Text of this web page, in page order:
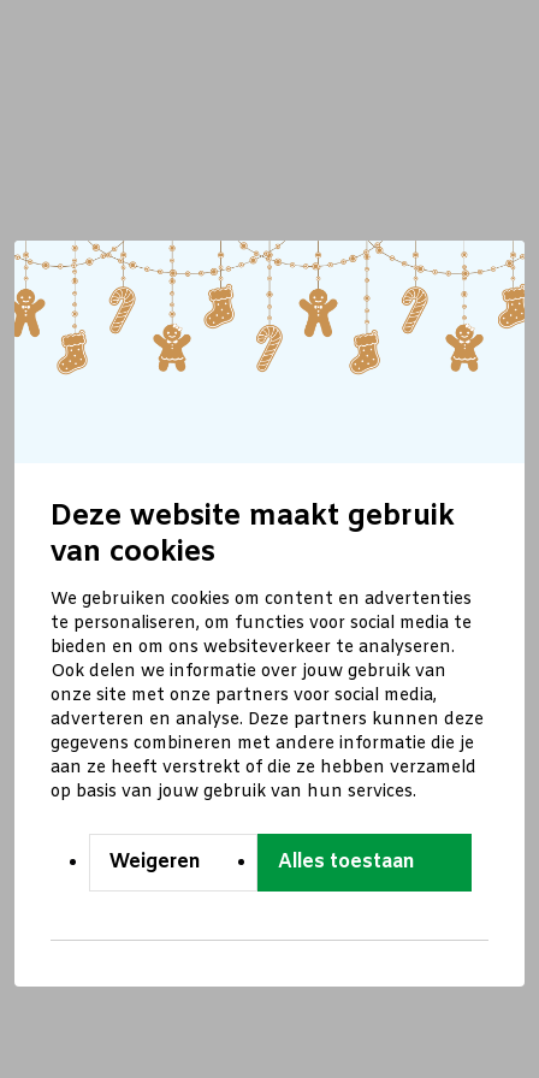
Deze website maakt gebruik
van cookies
We gebruiken cookies om content en advertenties
te personaliseren, om functies voor social media te
bieden en om ons websiteverkeer te analyseren.
Ook delen we informatie over jouw gebruik van
onze site met onze partners voor social media,
adverteren en analyse. Deze partners kunnen deze
gegevens combineren met andere informatie die je
aan ze heeft verstrekt of die ze hebben verzameld
op basis van jouw gebruik van hun services.
Weigeren Alles toestaan